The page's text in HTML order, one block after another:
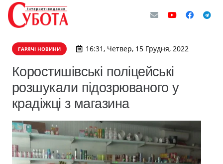
ГАРЯЧІ НОВИНИ 16:31, Четвер, 15 Грудня, 2022
Коростишівські поліцейські
розшукали підозрюваного у
крадіжці з магазина